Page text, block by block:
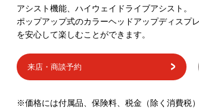
アシスト機能、ハイウェイドライブアシスト。
ポップアップ式のカラーヘッドアップディスプ
を安心して楽しむことができます。
来店・商談予約
※価格には付属品、保険料、税金（除く消費税